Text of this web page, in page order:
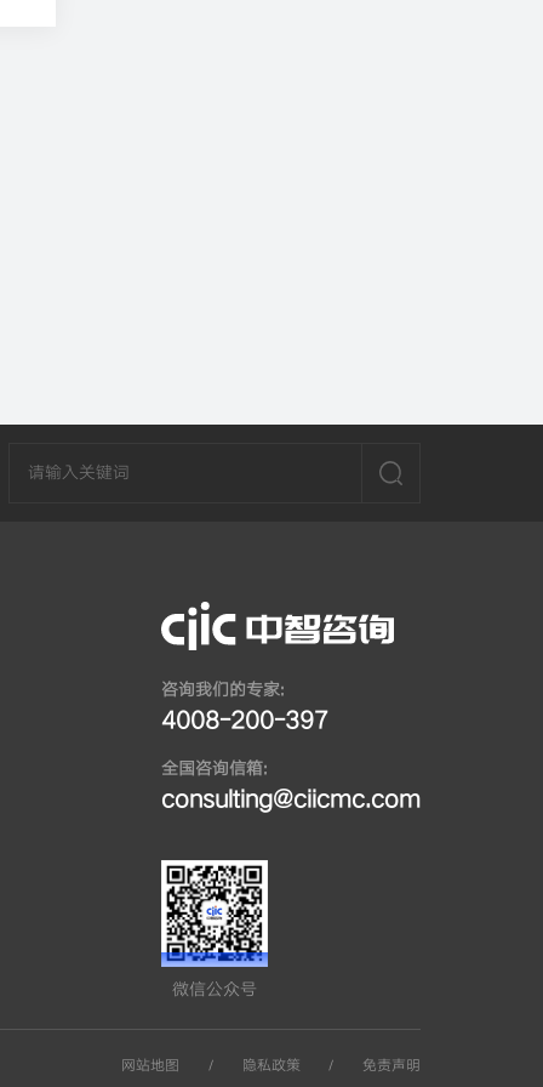
咨询我们的专家:
4008-200-397
全国咨询信箱:
consulting@ciicmc.com
微信公众号
网站地图 / 隐私政策 / 免责声明